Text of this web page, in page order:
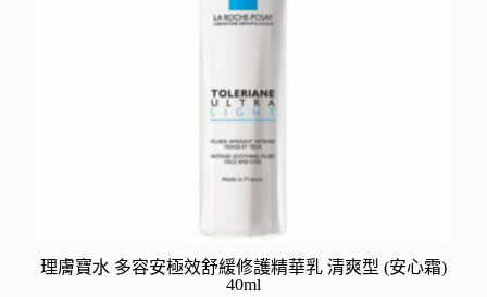
理膚寶水 多容安極效舒緩修護精華乳 清爽型 (安心霜)
40ml